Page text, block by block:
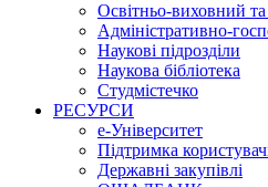
Освітньо-виховний
Адміністративно-
Наукові підрозділи
Наукова бібліотека
Студмістечко
РЕСУРСИ
е-Університет
Підтримка
Державні закупівлі